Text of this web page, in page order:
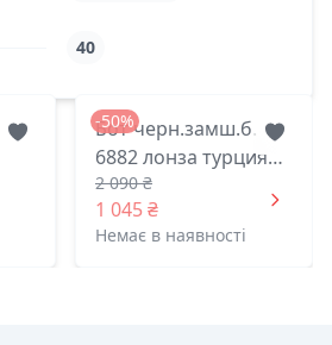
40
-50%
Бот черн.замш.б.
6882 лонза турция
36(р)
2 090 ₴
1 045 ₴
Немає в наявності